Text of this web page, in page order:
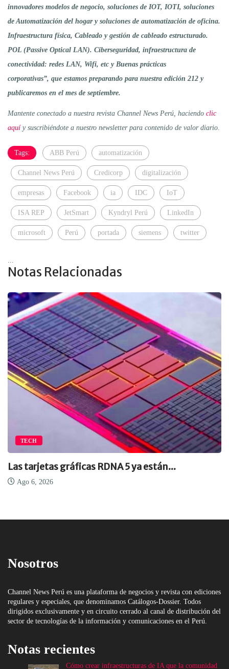
innovadores modelos de negocio, soluciones de IOT, IOTI, soluciones
de Automatización del hogar y soluciones de automatización de oficina.
Infraestructura física, Cableado y gestión de cableado estructurado.
POL (Passive Optical LAN). Ciberseguridad, infraestructura de
conectividad: redes LAN, Wifi, etc y Buenas prácticas
corporativas”, que estamos preparando para nuestra edición 212 y
publicaremos en el mes de septiembre.
Mantente conectado a nuestra revista Channel News Perú, haciendo clic
aquíy suscribiéndote a nuestro newsletter para contenido de valor diario
Tags: ABB Perú automatización
Channel News Perú Credicorp digitalización
empresas Facebook ia IDC IoT
ISA REP JetSmart Kyndryl Perú LinkedIn
microsoft Perú portada siemens twitter
Notas Relacionadas
TECH
Las tarjetas gráficas RDNA 5 ya están...
Ago 6, 2026
Nosotros
Channel News Perú es una plataforma de negocios y revista con ediciones
regulares y especiales, que denominamos Catálogos-Dossier. Todos
dirigidos exclusivamente y en circuito cerrado al canal de distribución del
sector de tecnologías de la información y comunicaciones en el Perú.
Notas recientes
Cómo crear infraestructuras de IA que la comunidad